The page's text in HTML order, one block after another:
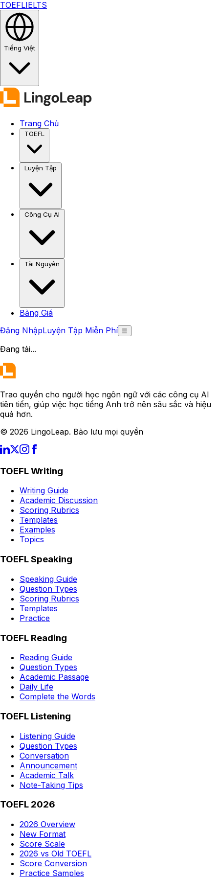
TOEFLIELTS
Tiếng Việt
Trang Chủ
TOEFL
Luyện Tập
Công Cụ AI
Tài Nguyên
Bảng Giá
Đăng NhậpLuyện Tập Miễn Phí ☰
Đang tải...
Trao quyền cho người học ngôn ngữ với các công cụ AI
tiên tiến, giúp việc học tiếng Anh trở nên sâu sắc và hiệu
quả hơn.
© 2026 LingoLeap. Bảo lưu mọi quyền
TOEFL Writing
Writing Guide
Academic Discussion
Scoring Rubrics
Templates
Examples
Topics
TOEFL Speaking
Speaking Guide
Question Types
Scoring Rubrics
Templates
Practice
TOEFL Reading
Reading Guide
Question Types
Academic Passage
Daily Life
Complete the Words
TOEFL Listening
Listening Guide
Question Types
Conversation
Announcement
Academic Talk
Note-Taking Tips
TOEFL 2026
2026 Overview
New Format
Score Scale
2026 vs Old TOEFL
Score Conversion
Practice Samples